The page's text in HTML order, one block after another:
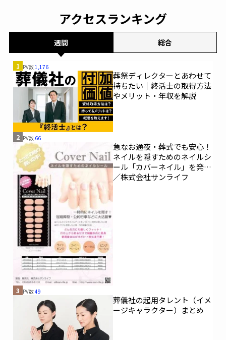
株式会社あいネット 株式会社 江陽閣グループ
平安ホール イズモホール
合掌堂
あいネットホール 広済堂 株式会社眞照堂
株式会社平安 グレイスホテル
あいネットグループ クオーレ平安
あいネットコーポレーション 大阪祭典
ティア 愛グループ サン・ライフ 草苑
全国儀式サービス 株式会社YAMAKO
こころネット イズモ葬祭
アクセスランキング
週間 総合
1 PV数1,176
葬祭ディレクターとあわせて
持ちたい｜終活士の取得方法
やメリット・年収を解説
2 PV数 66
急なお通夜・葬式でも安心！
ネイルを隠すためのネイルシ
ール「カバーネイル」を発売
／株式会社サンライフ
3 PV数49
葬儀社の起用タレント（イメ
ージキャラクター）まとめ